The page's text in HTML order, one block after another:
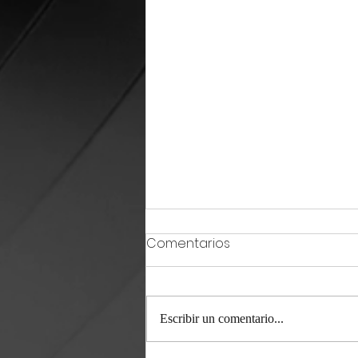
Doña Víbora / 24 07 26
Comentarios
Escribir un comentario...